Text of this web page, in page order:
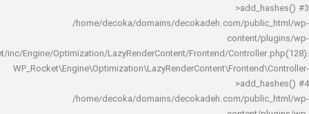
/home/decoka/domains/decokadeh.com/
rocket/inc/Engine/Optimization/LazyRenderContent/Frontend/
/home/decoka/domains/decokadeh.com/